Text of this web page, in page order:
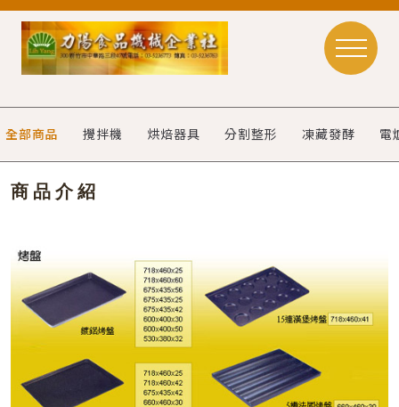
全部商品 攪拌機 烘焙器具 分割整形 凍藏發酵 電
商品介紹